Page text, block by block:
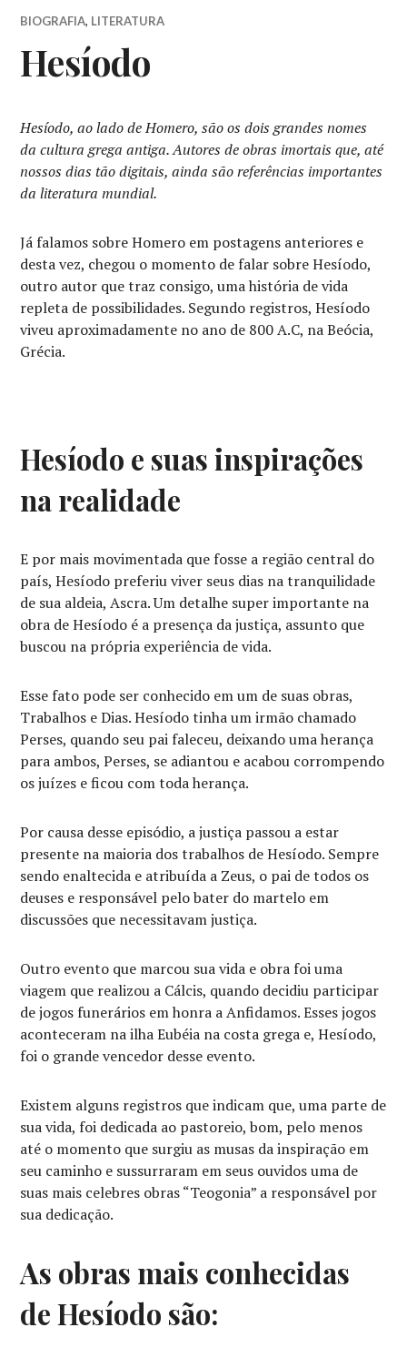
BIOGRAFIA, LITERATURA
Hesíodo
Hesíodo, ao lado de Homero, são os dois grandes nomes
da cultura grega antiga. Autores de obras imortais que, até
nossos dias tão digitais, ainda são referências importantes
da literatura mundial.
Já falamos sobre Homero em postagens anteriores e
desta vez, chegou o momento de falar sobre Hesíodo,
outro autor que traz consigo, uma história de vida
repleta de possibilidades. Segundo registros, Hesíodo
viveu aproximadamente no ano de 800 A.C, na Beócia,
Grécia.
Hesíodo e suas inspirações
na realidade
E por mais movimentada que fosse a região central do
país, Hesíodo preferiu viver seus dias na tranquilidade
de sua aldeia, Ascra. Um detalhe super importante na
obra de Hesíodo é a presença da justiça, assunto que
buscou na própria experiência de vida.
Esse fato pode ser conhecido em um de suas obras,
Trabalhos e Dias. Hesíodo tinha um irmão chamado
Perses, quando seu pai faleceu, deixando uma herança
para ambos, Perses, se adiantou e acabou corrompendo
os juízes e ficou com toda herança.
Por causa desse episódio, a justiça passou a estar
presente na maioria dos trabalhos de Hesíodo. Sempre
sendo enaltecida e atribuída a Zeus, o pai de todos os
deuses e responsável pelo bater do martelo em
discussões que necessitavam justiça.
Outro evento que marcou sua vida e obra foi uma
viagem que realizou a Cálcis, quando decidiu participar
de jogos funerários em honra a Anfidamos. Esses jogos
aconteceram na ilha Eubéia na costa grega e, Hesíodo,
foi o grande vencedor desse evento.
Existem alguns registros que indicam que, uma parte de
sua vida, foi dedicada ao pastoreio, bom, pelo menos
até o momento que surgiu as musas da inspiração em
seu caminho e sussurraram em seus ouvidos uma de
suas mais celebres obras “Teogonia” a responsável por
sua dedicação.
As obras mais conhecidas
de Hesíodo são: